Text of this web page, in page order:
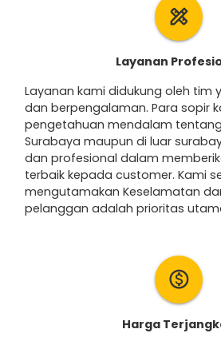
design_services
Layanan
Layanan kami didukung oleh tim
dan berpengalaman. Para sopir
pengetahuan mendalam
Surabaya maupun di luar
dan profesional dalam
terbaik kepada customer. Kami
mengutamakan Keselamatan
pelanggan adalah prioritas
monetization_on
Harga